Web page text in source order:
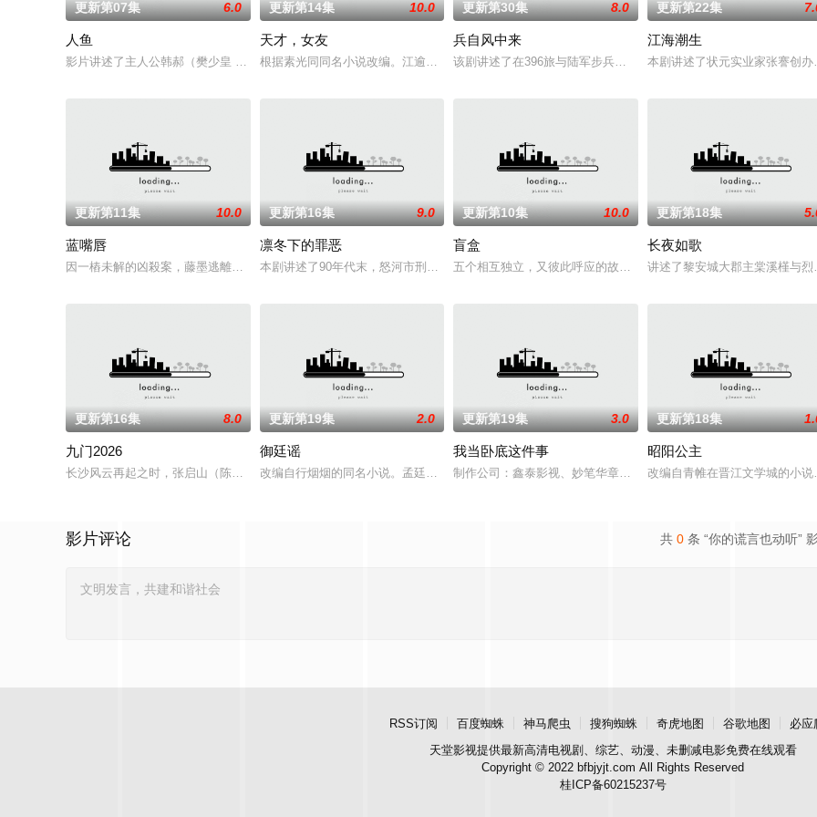
更新第07集 6.0
人鱼
影片讲述了主人公韩郝（樊少皇 饰）为了营救意外被困秘密实验室的儿子，勇往直前与不明生物“人鱼
更新第14集 10.0
天才，女友
根据素光同同名小说改编。江逾白长大以后，林知夏忽然对他说：“江逾白，我喜欢你，哲学和生物学意
更新第30集 8.0
兵自风中来
该剧讲述了在396旅与陆军步兵学院联合举办的小型军事演习中，郭
更新第22集
江海潮生
本剧讲述了状元实业家张謇创
更新第11集 10.0
蓝嘴唇
因一樁未解的凶殺案，藤墨逃離了精英律師生涯，開了成人用品商店，過著荒唐空洞的生活。畫著藍色唇
更新第16集 9.0
凛冬下的罪恶
本剧讲述了90年代末，怒河市刑侦支队在无普及监控、无DNA鉴定技术的支持下，通过摸排、勘查等
更新第10集 10.0
盲盒
五个相互独立，又彼此呼应的故事——用一场精心策划的“夏令营”完成
更新第18集
长夜如歌
讲述了黎安城大郡主棠溪槿与
更新第16集 8.0
九门2026
长沙风云再起之时，张启山（陈伟霆 饰）与吴老狗（曾舜晞 饰）强强联手，携手霍仙姑（陈瑶 饰）
更新第19集 2.0
御廷谣
改编自行烟烟的同名小说。孟廷辉，大平王朝有史以来个以女子进士科三元及第入翰林院的奇女子。十年
更新第19集 3.0
我当卧底这件事
制作公司：鑫泰影视、妙笔华章题材：警匪、反诈规格：15分钟X24
更新第18集
昭阳公主
改编自青帷在晋江文学城的小说
共 0 条 “你的谎言也动听”
影片评论
RSS订阅 百度蜘蛛 神马爬虫 搜狗蜘蛛 奇虎地图 谷歌地图
必应
天堂影视提供最新高清电视剧、综艺、动漫、未删减电影免费在线观看
Copyright © 2022 bfbjyjt.com All Rights Reserved
桂ICP备60215237号